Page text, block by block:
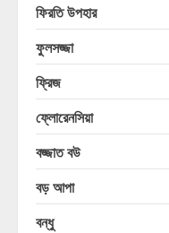
ফিরতি উপহার
ফুলসজ্জা
ফ্রিজ
ফ্লোরেনসিয়া
বজ্জাত বউ
বড় আপা
বন্ধু